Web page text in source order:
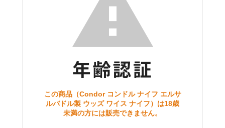
この商品（Condor コンドル ナイフ エルサ
ルバドル製 ウッズ ワイス ナイフ）は18歳
未満の方には販売できません。